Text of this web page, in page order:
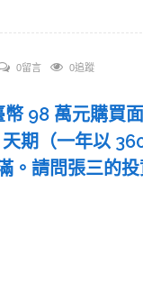
0留言 0追蹤
幣 98 萬元購買
期（一年以
。請問張三的